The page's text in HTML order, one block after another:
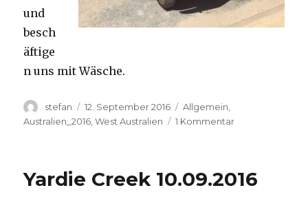
und
besch
äftige
n uns mit Wäsche.
Autor
stefan
Veröffentlicht
am
12. September 2016 Kategorien
Allgemein
Australien_2016 ,West Australien 1 Kommentarzu
Yardie Creek 10.09.2016